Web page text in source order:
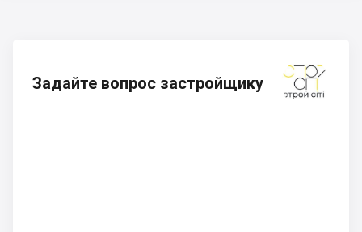
Задайте вопрос застройщику